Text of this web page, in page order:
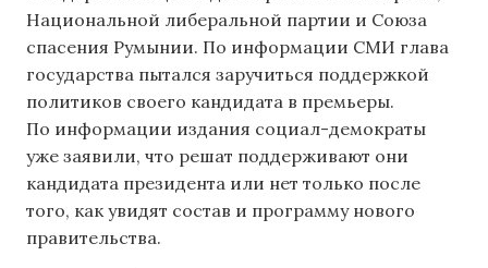
Национальной либеральной партии и Союза
спасения Румынии. По информации СМИ глава
государства пытался заручиться поддержкой
политиков своего кандидата в премьеры.
По информации издания социал-демократы
уже заявили, что решат поддерживают они
кандидата президента или нет только после
того, как увидят состав и программу нового
правительства.